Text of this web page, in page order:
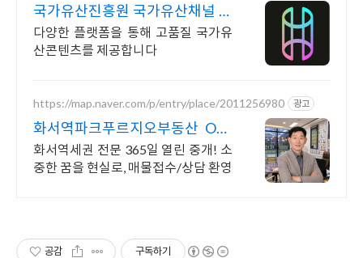
국가유산진흥원 국가유산채널 한
국의 세계유산 영상
다양한 플랫폼을 통해 고품질 국가유
산콘텐츠를 제공합니다
https://map.naver.com/p/entry/place/2011256980 광고
화서역파크푸르지오부동산 O31
258 8949
화서역세권 전문 365일 열린 중개! 소
중한 꿈을 현실로, 매물접수/상담 환영
공감 구독하기